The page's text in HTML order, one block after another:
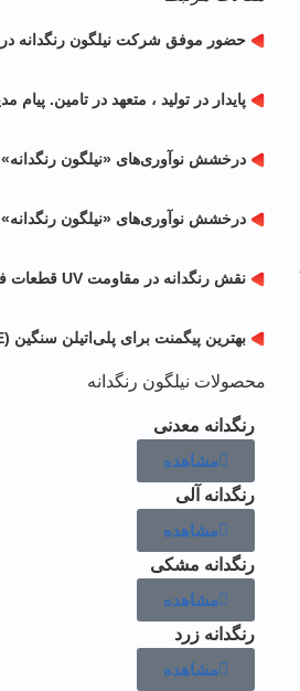
حضور موفق شرکت نیلگون رنگدانه در
پایدار در تولید ، متعهد در تامین.
درخشش نوآوری‌های «نیلگون
درخشش نوآوری‌های «نیلگون
نقش رنگدانه در مقاومت UV قطعات فضای باز
بهترین پیگمنت برای پلی‌اتیلن سنگین (HDPE)
محصولات نیلگون رنگدانه
رنگدانه معدنی
مشاهده
رنگدانه آلی
مشاهده
رنگدانه مشکی
مشاهده
رنگدانه زرد
مشاهده